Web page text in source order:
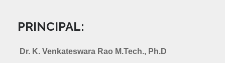
PRINCIPAL:
Dr. K. Venkateswara Rao M.Tech., Ph.D